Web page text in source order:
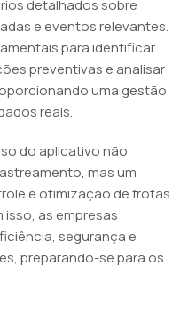
detalhados sobre
e eventos relevantes.
para identificar
preventivas e analisar
uma gestão
reais.
do aplicativo não
mas um
e otimização de frotas
isso, as empresas
segurança e
preparando-se para os